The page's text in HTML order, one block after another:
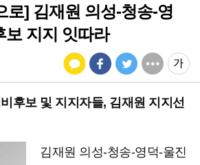
로] 김재원 의성-청송-영
보 지지 잇따라
후보 및 지지자들, 김재원 지지선
김재원 의성-청송-영덕-울진